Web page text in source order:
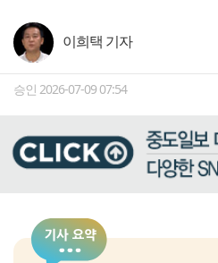
이희택 기자
승인 2026-07-09 07:54